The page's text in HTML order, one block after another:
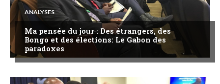
ANALYSES
Ma pensée du jour : Des étrangers, des
Bongo et des élections: Le Gabon des
paradoxes